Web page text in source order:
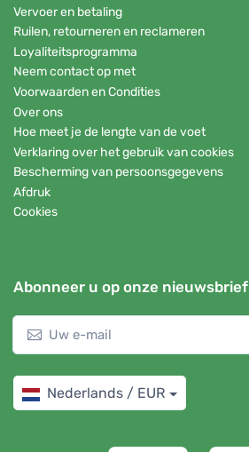
Vervoer en betaling
Ruilen, retourneren en reclameren
Loyaliteitsprogramma
Neem contact op met
Voorwaarden en Condities
Over ons
Hoe meet je de lengte van de voet
Verklaring over het gebruik van cookies
Bescherming van persoonsgegevens
Afdruk
Cookies
Abonneer u op onze nieuwsbrief
Nederlands / EUR